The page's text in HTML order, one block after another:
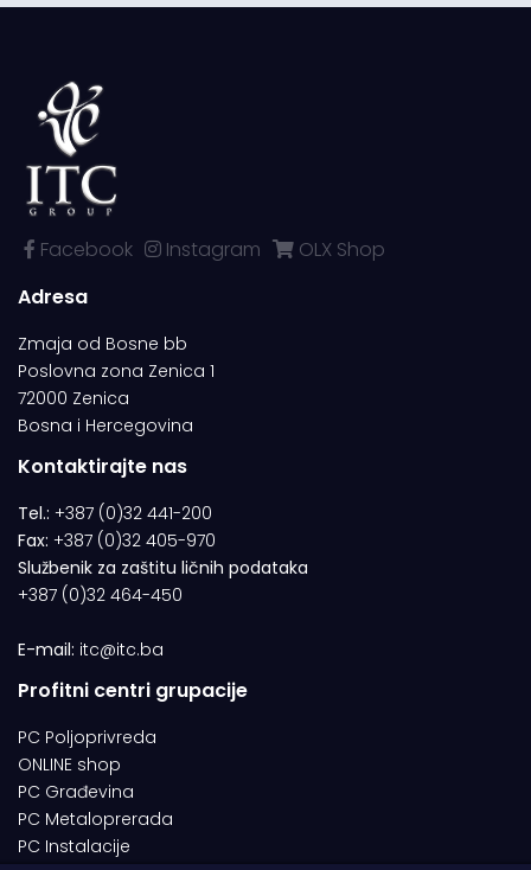
Facebook Instagram
OLX Shop
Adresa
Zmaja od Bosne bb
Poslovna zona Zenica 1
72000 Zenica
Bosna i Hercegovina
Kontaktirajte nas
Tel.: +387 (0)32 441-200
Fax: +387 (0)32 405-970
Službenik za zaštitu ličnih podataka
+387 (0)32 464-450
E-mail: itc@itc.ba
Profitni centri grupacije
PC Poljoprivreda
ONLINE shop
PC Građevina
PC Metaloprerada
PC Instalacije